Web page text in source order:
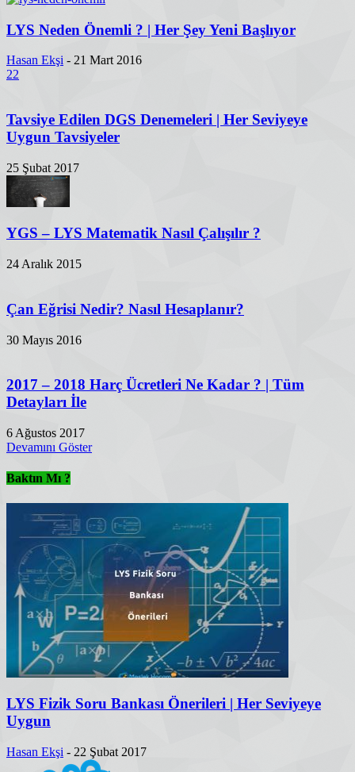
LYS Neden Önemli ? | Her Şey Yeni Başlıyor
Hasan Ekşi - 21 Mart 2016
22
Tavsiye Edilen DGS Denemeleri | Her Seviyeye
Uygun Tavsiyeler
25 Şubat 2017
YGS – LYS Matematik Nasıl Çalışılır ?
24 Aralık 2015
Çan Eğrisi Nedir? Nasıl Hesaplanır?
30 Mayıs 2016
2017 – 2018 Harç Ücretleri Ne Kadar ? | Tüm
Detayları İle
6 Ağustos 2017
Devamını Göster
Baktın Mı ?
LYS Fizik Soru Bankası Önerileri | Her Seviyeye
Uygun
Hasan Ekşi - 22 Şubat 2017